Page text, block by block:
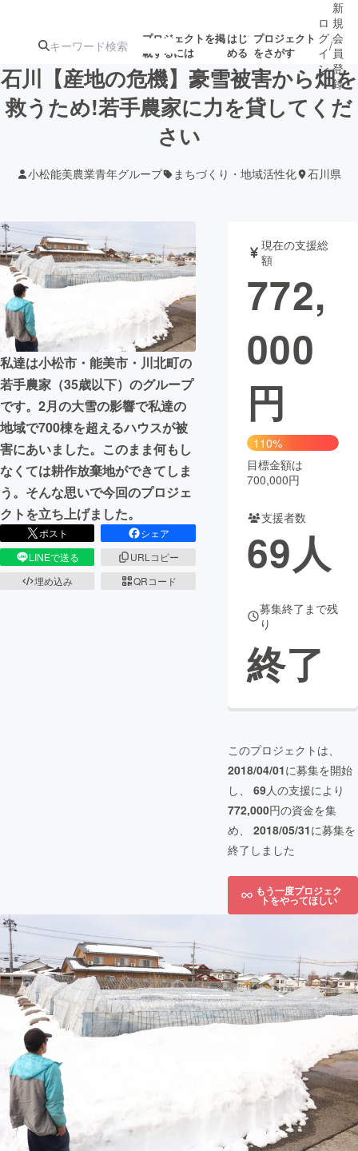
プロジェクトを掲
載するには
はじ
める
プロジェクト
をさがす
注目の新着プロ募集終了が近いプ
テクノロジー・ガジェット
書籍・雑誌
ビジネス・起業 チャレンジ
まちづくり・地域活性化
CAMPFIRE for Social Good
CAMPFIRE Creation
CAMPFIREふるさと納税 machi-ya コミュニティ
ロ
グ
イ
ン
/
新
規
会
員
登
録
石川【産地の危機】豪雪被害から畑を
救うため!若手農家に力を貸してくだ
さい
小松能美農業青年グループ まちづくり・地域活性化 石川県
私達は小松市・能美市・川北町の
若手農家（35歳以下）のグループ
です。2月の大雪の影響で私達の
地域で700棟を超えるハウスが被
害にあいました。このまま何もし
なくては耕作放棄地ができてしま
う。そんな思いで今回のプロジェ
クトを立ち上げました。
ポスト
シェア
LINEで送る
URLコピー
埋め込み
QRコード
現在の支援総
額
772,
000
円
110%
目標金額は
700,000円
支援者数
69人
募集終了まで残
り
終了
このプロジェクトは、
2018/04/01に募集を開始
し、 69人の支援により
772,000円の資金を集
め、 2018/05/31に募集を
終了しました
もう一度プロジェク
トをやってほしい